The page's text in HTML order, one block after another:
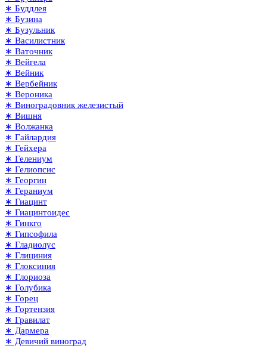
∗ Буддлея
∗ Бузина
∗ Бузульник
∗ Василистник
∗ Ваточник
∗ Вейгела
∗ Вейник
∗ Вербейник
∗ Вероника
∗ Виноградовник железистый
∗ Вишня
∗ Волжанка
∗ Гайлардия
∗ Гейхера
∗ Гелениум
∗ Гелиопсис
∗ Георгин
∗ Гераниум
∗ Гиацинт
∗ Гиацинтоидес
∗ Гинкго
∗ Гипсофила
∗ Гладиолус
∗ Глициния
∗ Глоксиния
∗ Глориоза
∗ Голубика
∗ Горец
∗ Гортензия
∗ Гравилат
∗ Дармера
∗ Девичий виноград